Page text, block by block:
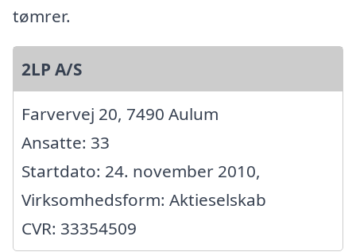
tømrer.
2LP A/S
Farvervej 20, 7490 Aulum
Ansatte: 33
Startdato: 24. november 2010,
Virksomhedsform: Aktieselskab
CVR: 33354509